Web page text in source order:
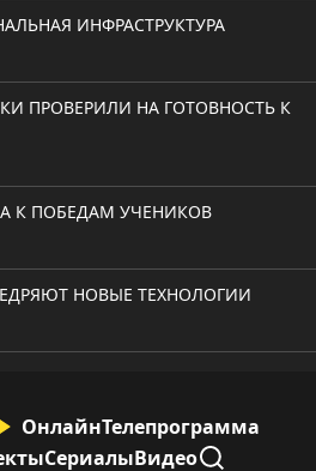
ИНФРАСТРУКТУРА
ПРОВЕРИЛИ НА ГОТОВНОСТЬ К
К ПОБЕДАМ УЧЕНИКОВ
НОВЫЕ ТЕХНОЛОГИИ
ОнлайнТелепрограмма
СериалыВидео